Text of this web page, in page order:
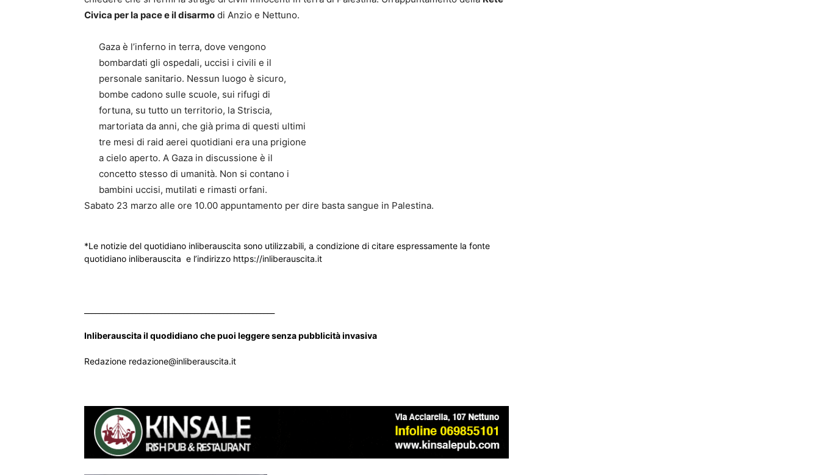
Civica per la pace e il disarmo di Anzio e Nettuno.
Gaza è l’inferno in terra, dove vengono
bombardati gli ospedali, uccisi i civili e il
personale sanitario. Nessun luogo è sicuro,
bombe cadono sulle scuole, sui rifugi di
fortuna, su tutto un territorio, la Striscia,
martoriata da anni, che già prima di questi ultimi
tre mesi di raid aerei quotidiani era una prigione
a cielo aperto. A Gaza in discussione è il
concetto stesso di umanità. Non si contano i
bambini uccisi, mutilati e rimasti orfani.
Sabato 23 marzo alle ore 10.00 appuntamento per dire basta sangue in Palestina.
*Le notizie del quotidiano inliberauscita sono utilizzabili, a condizione di citare espressamente la fonte
quotidiano inliberauscita e l’indirizzo https://inliberauscita.it
Inliberauscita il quodidiano che puoi leggere senza pubblicità invasiva
Redazione redazione@inliberauscita.it